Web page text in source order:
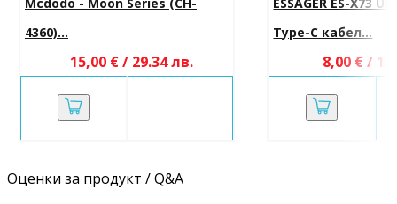
4360)...
15,00 € / 29.34 лв.
Type-C кабел...
8,00 € /
Оценки за продукт / Q&A